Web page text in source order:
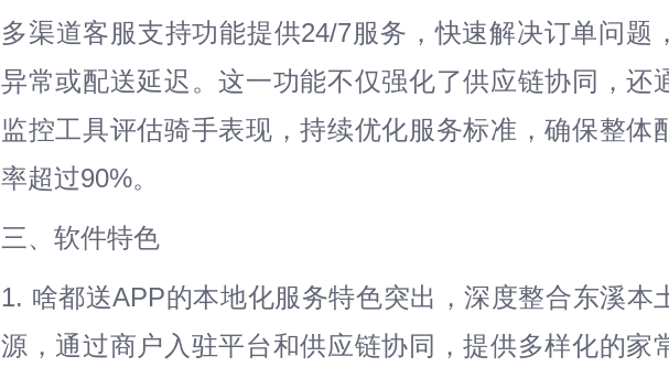
多渠道客服支持功能提供24/7服务，快速解决订单问题
异常或配送延迟。这一功能不仅强化了供应链协同，还
监控工具评估骑手表现，持续优化服务标准，确保整体
率超过90%。
三、软件特色
1. 啥都送APP的本地化服务特色突出，深度整合东溪本
源，通过商户入驻平台和供应链协同，提供多样化的家